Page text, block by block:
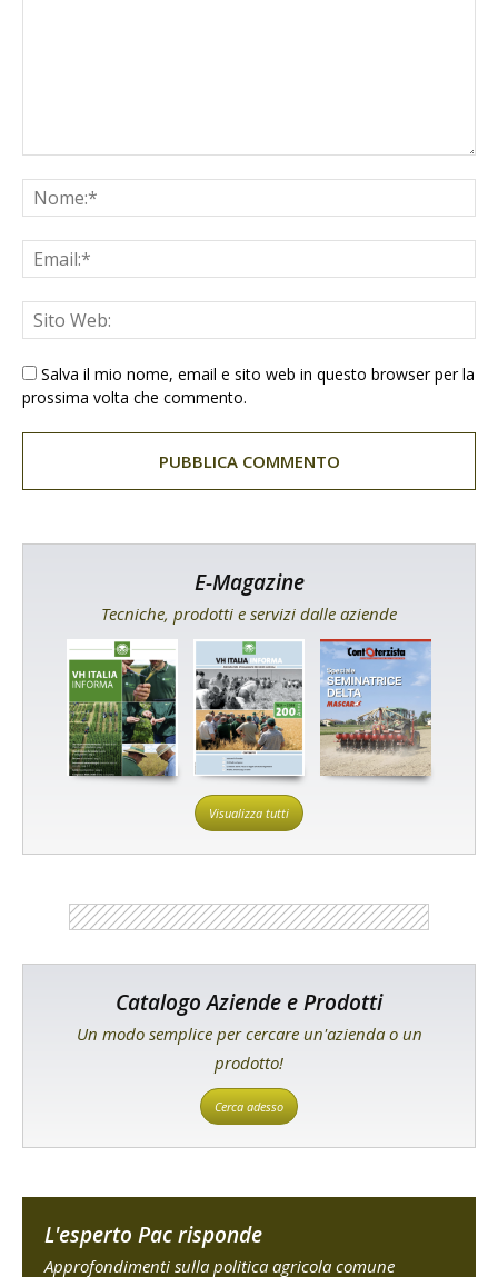
Salva il mio nome, email e sito web in questo browser per la
prossima volta che commento.
E-Magazine
Tecniche, prodotti e servizi dalle aziende
Visualizza tutti
Catalogo Aziende e Prodotti
Un modo semplice per cercare un'azienda o un
prodotto!
Cerca adesso
L'esperto Pac risponde
Approfondimenti sulla politica agricola comune